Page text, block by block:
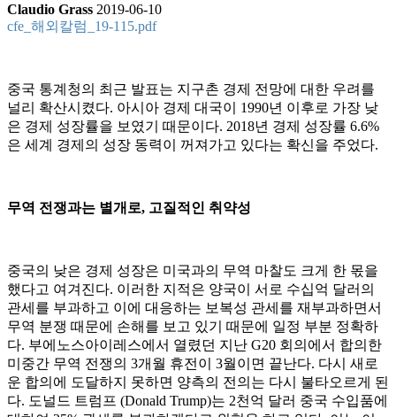
Claudio Grass 2019-06-10
cfe_해외칼럼_19-115.pdf
중국 통계청의 최근 발표는 지구촌 경제 전망에 대한 우려를
널리 확산시켰다. 아시아 경제 대국이 1990년 이후로 가장 낮
은 경제 성장률을 보였기 때문이다. 2018년 경제 성장률 6.6%
은 세계 경제의 성장 동력이 꺼져가고 있다는 확신을 주었다.
무역 전쟁과는 별개로, 고질적인 취약성
중국의 낮은 경제 성장은 미국과의 무역 마찰도 크게 한 몫을
했다고 여겨진다. 이러한 지적은 양국이 서로 수십억 달러의
관세를 부과하고 이에 대응하는 보복성 관세를 재부과하면서
무역 분쟁 때문에 손해를 보고 있기 때문에 일정 부분 정확하
다. 부에노스아이레스에서 열렸던 지난 G20 회의에서 합의한
미중간 무역 전쟁의 3개월 휴전이 3월이면 끝난다. 다시 새로
운 합의에 도달하지 못하면 양측의 전의는 다시 불타오르게 된
다. 도널드 트럼프 (Donald Trump)는 2천억 달러 중국 수입품에